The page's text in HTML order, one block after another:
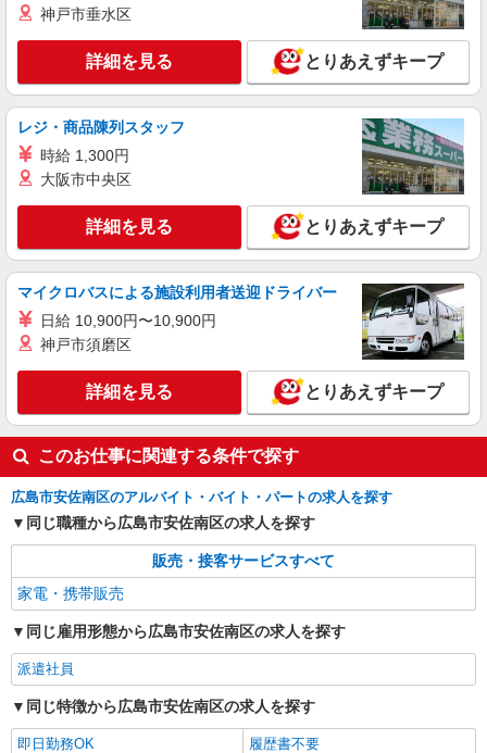
月給259200円〜300000円（経験・能力によ
る） ※研修期間6か月・時給1500円〜 ※残業代支
給 ★交通費別途支給（規定あり） ゜+゜・。
○。・゜+゜・。○。・゜+゜ 入社祝い金10万円支
給(規定有) お友達を紹介頂くと, インセンティブ支
給(規定有) ゜・。○。・゜+゜・。○。・゜+゜
広島県広島市安佐南区の家電量販店
キープ 詳細を見る
神戸市垂水区
詳細を見る とりあえずキープ
レジ・商品陳列スタッフ
時給 1,300円
大阪市中央区
詳細を見る とりあえずキープ
マイクロバスによる施設利用者送迎ドライバー
日給 10,900円〜10,900円
神戸市須磨区
詳細を見る とりあえずキープ
このお仕事に関連する条件で探す
広島市安佐南区のアルバイト・バイト・パートの求人を探す
同じ職種から広島市安佐南区の求人を探す
販売・接客サービスすべて
家電・携帯販売
同じ雇用形態から広島市安佐南区の求人を探す
派遣社員
同じ特徴から広島市安佐南区の求人を探す
即日勤務OK
履歴書不要